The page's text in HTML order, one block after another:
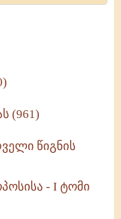
(961)
წიგნის
- I ტომი